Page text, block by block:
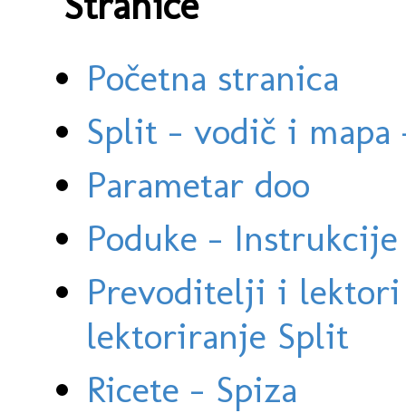
Početna stranica
Split - vodič i
Parametar doo
Poduke -
Prevoditelji i
lektoriranje Split
Ricete - Spiza